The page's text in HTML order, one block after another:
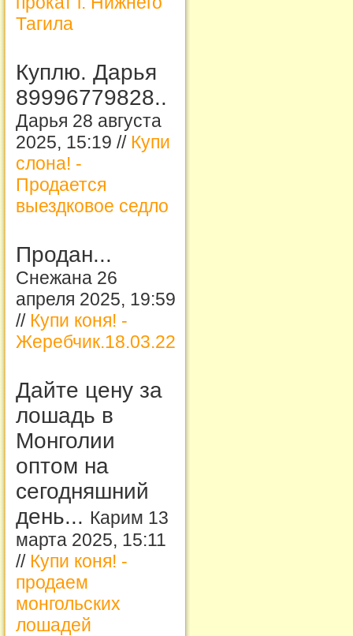
Тагила
Куплю. Дарья
89996779828..
Дарья 28 августа
2025, 15:19 // Купи
слона! -
Продается
выездковое седло
Продан...
Снежана 26
апреля 2025, 19:59
// Купи коня! -
Жеребчик.18.03.22
Дайте цену за
лошадь в
Монголии
оптом на
сегодняшний
день... Карим 13
марта 2025, 15:11
// Купи коня! -
продаем
монгольских
лошадей